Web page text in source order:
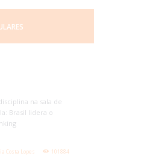
na sala de
Brasil lidera o
Costa Lopes 101884